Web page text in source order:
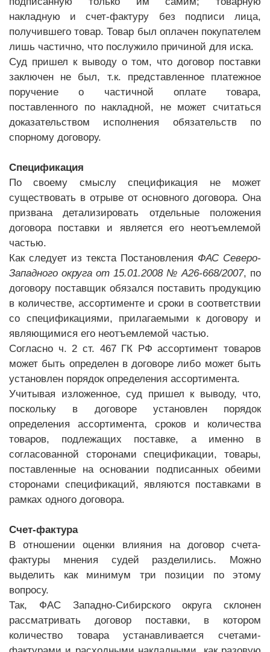
накладную и счет-фактуру без подписи лица,
получившего товар. Товар был оплачен покупателем
лишь частично, что послужило причиной для иска.
Суд пришел к выводу о том, что договор поставки
заключен не был, т.к. представленное платежное
поручение о частичной оплате товара,
поставленного по накладной, не может считаться
доказательством исполнения обязательств по
спорному договору.
Спецификация
По своему смыслу спецификация не может
существовать в отрыве от основного договора. Она
призвана детализировать отдельные положения
договора поставки и является его неотъемлемой
частью.
Как следует из текста Постановления ФАС Северо-
Западного округа от 15.01.2008 № А26-668/2007, по
договору поставщик обязался поставить продукцию
в количестве, ассортименте и сроки в соответствии
со спецификациями, прилагаемыми к договору и
являющимися его неотъемлемой частью.
Согласно ч. 2 ст. 467 ГК РФ ассортимент товаров
может быть определен в договоре либо может быть
установлен порядок определения ассортимента.
Учитывая изложенное, суд пришел к выводу, что,
поскольку в договоре установлен порядок
определения ассортимента, сроков и количества
товаров, подлежащих поставке, а именно в
согласованной сторонами спецификации, товары,
поставленные на основании подписанных обеими
сторонами спецификаций, являются поставками в
рамках одного договора.
Счет-фактура
В отношении оценки влияния на договор счета-
фактуры мнения судей разделились. Можно
выделить как минимум три позиции по этому
вопросу.
Так, ФАС Западно-Сибирского округа склонен
рассматривать договор поставки, в котором
количество товара устанавливается счетами-